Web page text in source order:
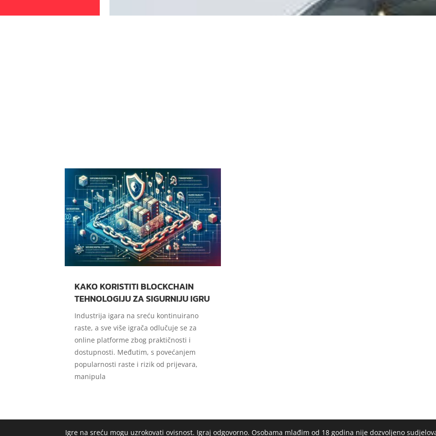
KAKO KORISTITI BLOCKCHAIN
TEHNOLOGIJU ZA SIGURNIJU IGRU
Industrija igara na sreću kontinuirano
raste, a sve više igrača odlučuje se za
online platforme zbog praktičnosti i
dostupnosti. Međutim, s povećanjem
popularnosti raste i rizik od prijevara,
manipula
Igre na sreću mogu uzrokovati ovisnost. Igraj odgovorno. Osobama mlađim od 18 godina nije dozvoljeno